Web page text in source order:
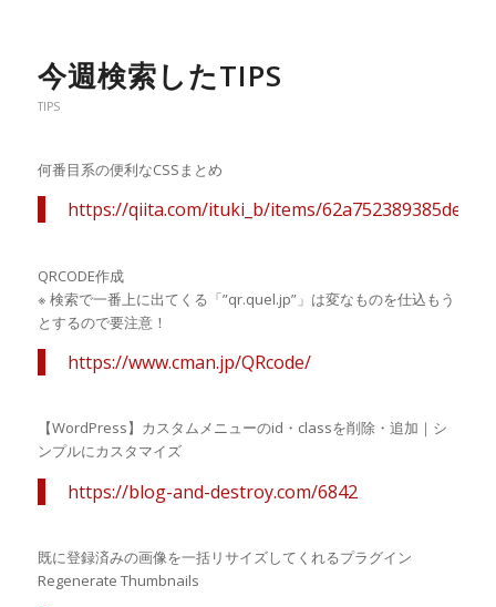
今週検索したTIPS
TIPS
何番目系の便利なCSSまとめ
https://qiita.com/ituki_b/items/
QRCODE作成
※ 検索で一番上に出てくる「”qr.quel.jp”」は変なものを仕込もう
とするので要注意！
https://www.cman.jp/QRcode/
【WordPress】カスタムメニューのid・classを削除・追加｜シ
ンプルにカスタマイズ
https://blog-and-destroy.com/6842
既に登録済みの画像を一括リサイズしてくれるプラグイン
Regenerate Thumbnails